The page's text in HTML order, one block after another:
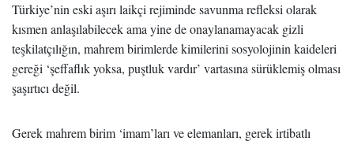
Türkiye’nin eski aşırı laikçi rejiminde savunma refleksi olarak
kısmen anlaşılabilecek ama yine de onaylanamayacak gizli
teşkilatçılığın, mahrem birimlerde kimilerini sosyolojinin kaideleri
gereği ‘şeffaflık yoksa, puştluk vardır’ vartasına sürüklemiş olması
şaşırtıcı değil.
Gerek mahrem birim ‘imam’ları ve elemanları, gerek irtibatlı